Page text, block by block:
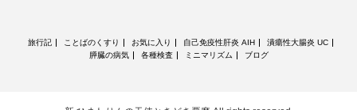
旅行記 ことばのくすり お気に入り 自己免疫性肝炎 AIH
潰瘍性大腸炎 UC
膵臓の病気
各種検査 ミニマリズム ブログ